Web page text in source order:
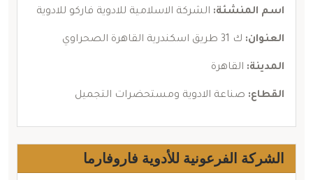
اسم المنشئة: الشركة الاسلامية للادوية فاركو للادوية
العنوان: ك 31 طريق اسكندرية القاهرة الصحراوي
المدينة: القاهرة
القطاع: صناعة الادوية ومستحضرات التجميل
الشركة الفرعونية للأدوية فاروفارما